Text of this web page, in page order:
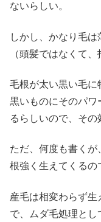
ないらしい。
しかし、かなり毛は
（頭髪ではなくて、
毛根が太い黒い毛に
黒いものにそのパワ
るらしいので、その
ただ、何度も書くが
根強く生えてくるの
産毛は相変わらず
で、ムダ毛処理とし